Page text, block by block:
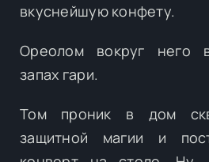
вкуснейшую конфету.
Ореолом вокруг него
запах гари.
Том проник в дом
защитной магии и